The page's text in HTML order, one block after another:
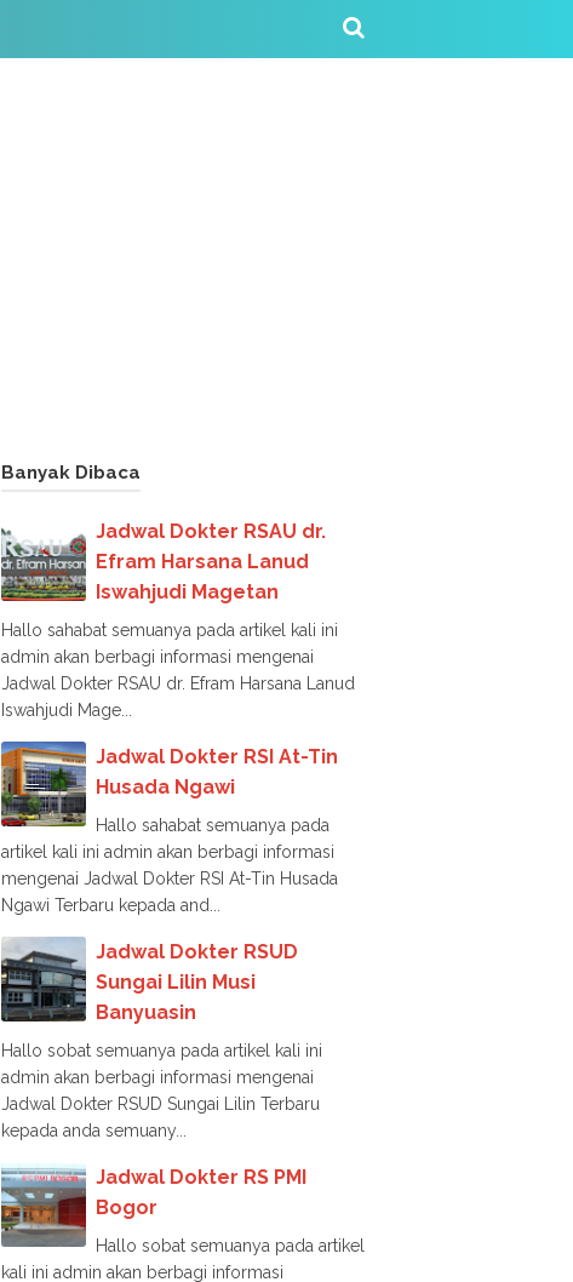
Banyak Dibaca
Jadwal Dokter RSAU dr.
Efram Harsana Lanud
Iswahjudi Magetan
Hallo sahabat semuanya pada artikel kali ini
admin akan berbagi informasi mengenai
Jadwal Dokter RSAU dr. Efram Harsana Lanud
Iswahjudi Mage...
Jadwal Dokter RSI At-Tin
Husada Ngawi
Hallo sahabat semuanya pada
artikel kali ini admin akan berbagi informasi
mengenai Jadwal Dokter RSI At-Tin Husada
Ngawi Terbaru kepada and...
Jadwal Dokter RSUD
Sungai Lilin Musi
Banyuasin
Hallo sobat semuanya pada artikel kali ini
admin akan berbagi informasi mengenai
Jadwal Dokter RSUD Sungai Lilin Terbaru
kepada anda semuany...
Jadwal Dokter RS PMI
Bogor
Hallo sobat semuanya pada artikel
kali ini admin akan berbagi informasi